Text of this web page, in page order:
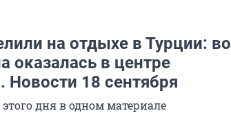
на отдыхе в Турции: во
оказалась в центре
Новости 18 сентября
дня в одном материале